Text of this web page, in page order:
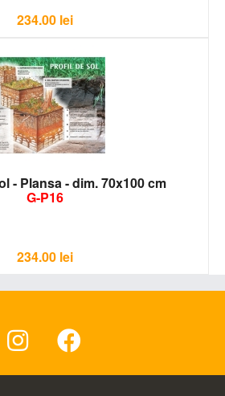
234.00 lei
- Plansa - dim. 70x100 cm
G-P16
234.00 lei